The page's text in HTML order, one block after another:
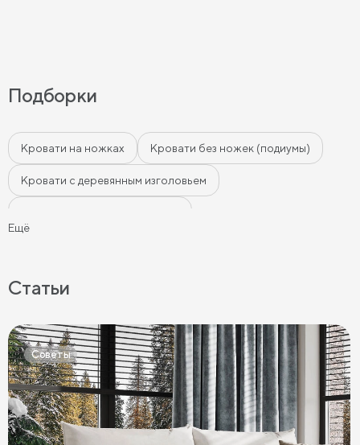
Подборки
Кровати на ножках Кровати без ножек (подиумы)
Кровати с деревянным изголовьем
Кровати 120 х 200 с ящиками
Кровати 140 х 200 с ящиками
Кровати 160 х 200 с ящиками
Кровати 180 х 200 с ящиками
Ещё
Статьи
Советы